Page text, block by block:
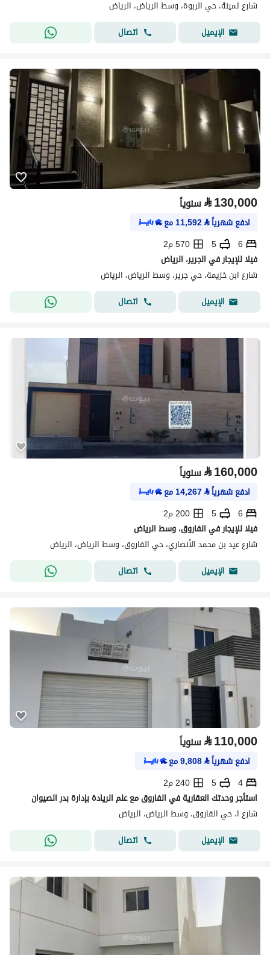
شارع ثمينة، حي الربوة، وسط الرياض، الرياض
الإيميل
اتصال
⃁130,000 سنوياً
ادفع شهرياً⃁
11,592مع
6
5
570 م2
فيلا للإيجار في الجرير، الرياض
شارع ابن خزيمة، حي جرير، وسط الرياض، الرياض
الإيميل
اتصال
⃁160,000 سنوياً
ادفع شهرياً⃁
14,267مع
6
5
200 م2
فيلا للإيجار في الفاروق، وسط الرياض
شارع عيد بن محمد الأنصاري، حي الفاروق، وسط الرياض، الرياض
الإيميل
اتصال
⃁110,000 سنوياً
ادفع شهرياً⃁
9,808مع
4
5
240 م2
استأجر وحدتك العقارية في الفاروق مع علم الريادة بإدارة بدر الصيوان
شارع ا، حي الفاروق، وسط الرياض، الرياض
الإيميل
اتصال